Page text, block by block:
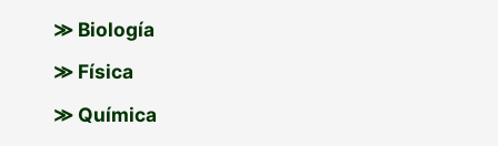
≫ Biología
≫ Física
≫ Química